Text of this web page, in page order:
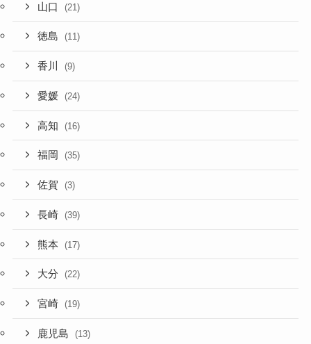
山口 (21)
徳島 (11)
香川 (9)
愛媛 (24)
高知 (16)
福岡 (35)
佐賀 (3)
長崎 (39)
熊本 (17)
大分 (22)
宮崎 (19)
鹿児島 (13)